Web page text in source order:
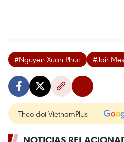
#Nguyen Xuan Phuc #Jair
Theo dõi VietnamPlus